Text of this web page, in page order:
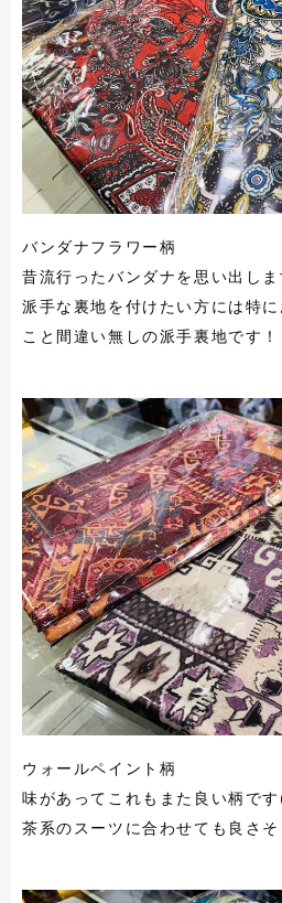
バンダナフラワー柄
昔流行ったバンダナを思い出しま
派手な裏地を付けたい方には特
こと間違い無しの派手裏地です！
ウォールペイント柄
味があってこれもまた良い柄で
茶系のスーツに合わせても良さ